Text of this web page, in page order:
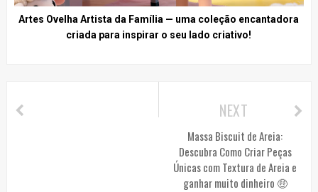
Artes Ovelha Artista da Família — uma coleção encantadora
criada para inspirar o seu lado criativo!
NEXT
Massa Biscuit de Areia:
Descubra Como Criar Peças
Únicas com Textura de Areia e
ganhar muito dinheiro 🤑